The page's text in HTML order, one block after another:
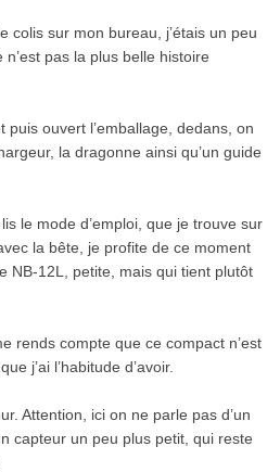
colis sur mon bureau, j’étais un peu
pas la plus belle histoire
puis ouvert l’emballage, dedans, on
la dragonne ainsi qu’un guide
le mode d’emploi, que je trouve sur
la bête, je profite de ce moment
NB-12L, petite, mais qui tient plutôt
rends compte que ce compact n’est
j’ai l’habitude d’avoir.
Attention, ici on ne parle pas d’un
capteur un peu plus petit, qui reste